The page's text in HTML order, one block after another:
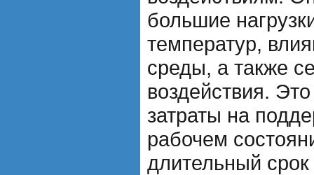
большие
температур,
среды, а также
воздействия.
затраты на
рабочем
длительный